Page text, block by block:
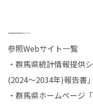
―――――
参照Webサイト一覧
・群馬県統計情報提供
(2024～2034年)報告書」
・群馬県ホームページ